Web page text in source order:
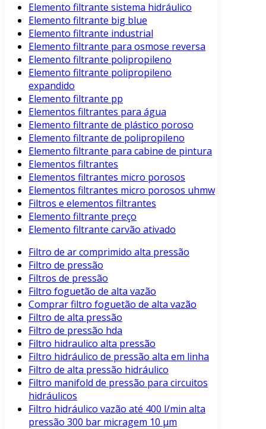
Elemento filtrante sistema hidráulico
Elemento filtrante big blue
Elemento filtrante industrial
Elemento filtrante para osmose reversa
Elemento filtrante polipropileno
Elemento filtrante polipropileno
expandido
Elemento filtrante pp
Elementos filtrantes para água
Elemento filtrante de plástico poroso
Elemento filtrante de polipropileno
Elemento filtrante para cabine de pintura
Elementos filtrantes
Elementos filtrantes micro porosos
Elementos filtrantes micro porosos uhmw
Filtros e elementos filtrantes
Elemento filtrante preço
Elemento filtrante carvão ativado
Filtro de ar comprimido alta pressão
Filtro de pressão
Filtros de pressão
Filtro foguetão de alta vazão
Comprar filtro foguetão de alta vazão
Filtro de alta pressão
Filtro de pressão hda
Filtro hidraulico alta pressão
Filtro hidráulico de pressão alta em linha
Filtro de alta pressão hidráulico
Filtro manifold de pressão para circuitos
hidráulicos
Filtro hidráulico vazão até 400 l/min alta
pressão 300 bar micragem 10 μm